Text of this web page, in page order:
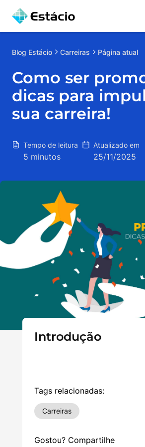
Blog Estácio Carreiras Página atual
Como ser
dicas para
sua carreira!
Tempo de leitura
5 minutos
Atualizado em
25/11/2025
Introdução
Tags relacionadas:
Carreiras
Gostou? Compartilhe